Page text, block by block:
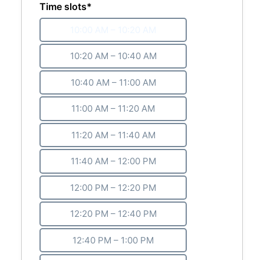
Time slots*
10:20 AM – 10:40 AM
10:40 AM – 11:00 AM
11:00 AM – 11:20 AM
11:20 AM – 11:40 AM
11:40 AM – 12:00 PM
12:00 PM – 12:20 PM
12:20 PM – 12:40 PM
12:40 PM – 1:00 PM